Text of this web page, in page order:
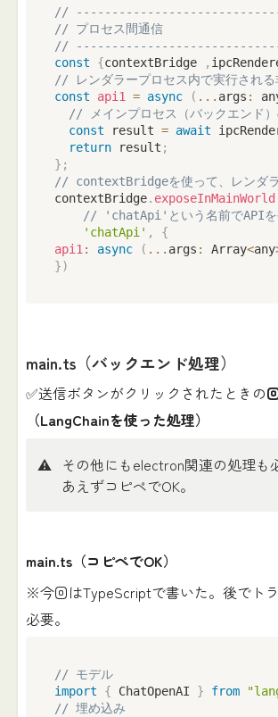
//
// プロセス間通信
//
const
{contextBridge ,
// レンダラープロセス内で実行され
const
api1 = async ( ... args :
// メインプロセス（バックエン
const result = await
return result ;
} ;
// contextBridgeを使って、レンダラ
contextBridge. exposeInMainWorld
// 'chatApi'という名前でAPIを
'chatApi' ,
{
api1: async ( ... args : Array<any
})
main.ts（バックエンド処理）
✅送信ボタンがクリックされたときの
（LangChainを使った処理）
⚠️ その他にもelectron関連の処理も
あえずコピペでOK。
main.ts（コピペでOK）
※今回はTypeScriptで書いた。後でト
必要。
// モデル
import
{ ChatOpenAI } from
// 埋め込み